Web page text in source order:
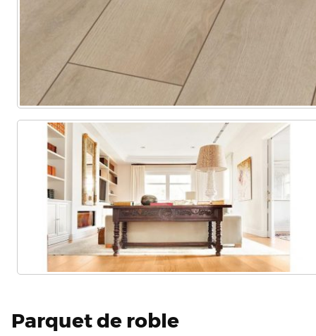
Parquet de roble